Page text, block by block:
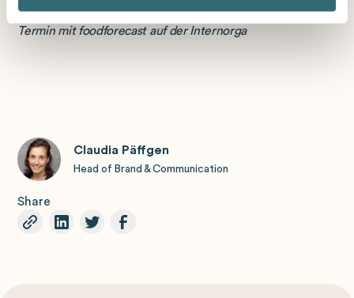
Termin mit foodforecast auf der Internorga
Claudia Päffgen
Head of Brand & Communication
Share